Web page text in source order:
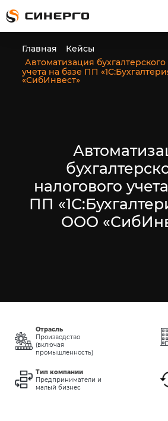
Главная
Кейсы
Автоматизация
учета на базе ПП
«СибИнвест»
налогового
ПП
ООО
Отрасль
Производство
(включая
промышленность)
Тип компании
Предприниматели и
малый бизнес
Отлично!
Данные
успешно
отправлены.
Отлично!
Бриф
отправлен.